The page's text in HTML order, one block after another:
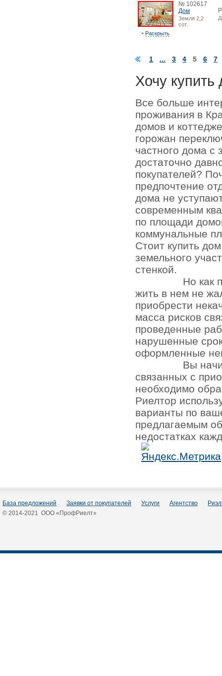
№ 102617
Дом
Земля 2,2
сот.
Раскрыть
1 ... 3 4 5 6 7
Хочу купить
Все больше
проживания в
домов и
горожан
частного дома с
достаточно
покупателей?
предпочтение
дома не
современным
по площади
коммунальные
Стоит купить
земельного
стенкой.
Но как
жить в нем не
приобрести
масса рисков
проведенные
нарушенные
оформленные
Вы
связанных с
необходимо
Риелтор
варианты по
предлагаемым
недостатках
База предложений Заявки от покупателей Услуги Агентство
© 2014-2021 ООО «ПрофРиелт»